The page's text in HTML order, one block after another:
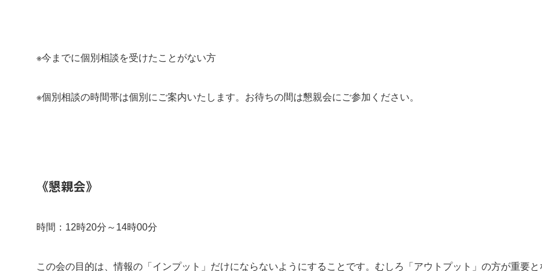
※今までに個別相談を受けたことがない方
※個別相談の時間帯は個別にご案内いたします。お待ちの間は懇親会にご参加ください。
《懇親会》
時間：12時20分～14時00分
この会の目的は、情報の「インプット」だけにならないようにすることです。むしろ「アウトプット」の方が重要と